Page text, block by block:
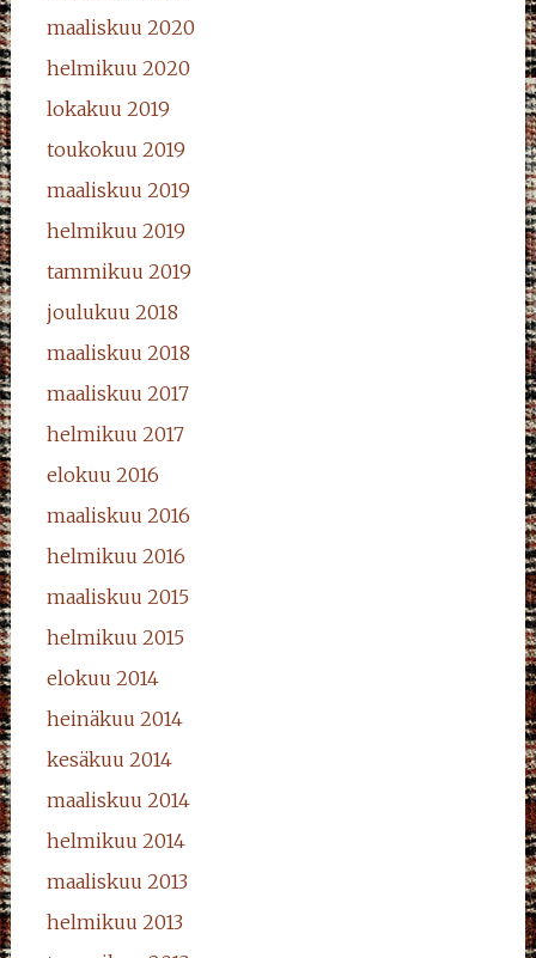
maaliskuu 2020
helmikuu 2020
lokakuu 2019
toukokuu 2019
maaliskuu 2019
helmikuu 2019
tammikuu 2019
joulukuu 2018
maaliskuu 2018
maaliskuu 2017
helmikuu 2017
elokuu 2016
maaliskuu 2016
helmikuu 2016
maaliskuu 2015
helmikuu 2015
elokuu 2014
heinäkuu 2014
kesäkuu 2014
maaliskuu 2014
helmikuu 2014
maaliskuu 2013
helmikuu 2013